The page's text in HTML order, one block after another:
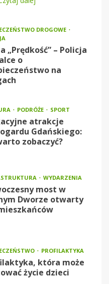
DROGOWE
„Prędkość” – Policja
o
na
PODRÓŻE SPORT
atrakcje
Gdańskiego:
zobaczyć?
WYDARZENIA
most w
Dworze otwarty
PROFILAKTYKA
która może
życie dzieci